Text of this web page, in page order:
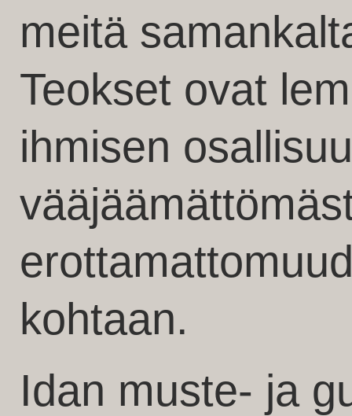
meitä
Teokset ovat
ihmisen
kohtaan.
Idan muste- ja